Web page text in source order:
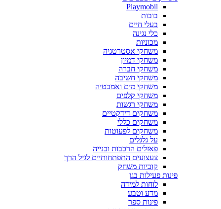
Playmobil
בובות
בעלי חיים
כלי נגינה
מכוניות
משחקי אסטרטגיה
משחקי דמיון
משחקי חברה
משחקי חשיבה
משחקי מים ואמבטיה
משחקי קלפים
משחקי רגשות
משחקים דידקטיים
משחקים כללי
משחקים לפעוטות
על גלגלים
פאזלים הרכבות ובנייה
צעצועים התפתחותיים לגיל הרך
קוביות משחק
פינות פעילות בגן
לוחות למידה
מדע וטבע
פינות ספר